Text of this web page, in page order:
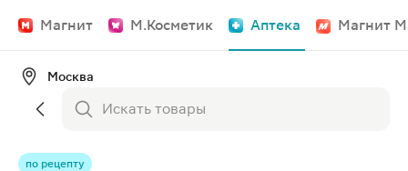
Магнит М.Косметик Аптека Магнит
Москва
по рецепту